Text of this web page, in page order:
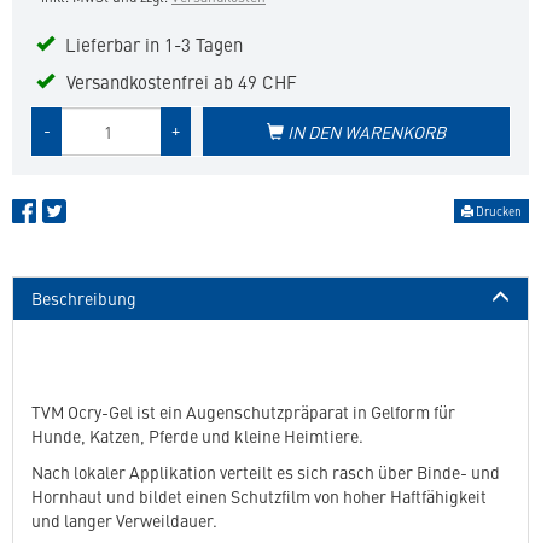
Lieferbar in 1-3 Tagen
Versandkostenfrei ab 49 CHF
+
- IN DEN WARENKORB
Drucken
Beschreibung
TVM Ocry-Gel ist ein Augenschutzpräparat in Gelform für
Hunde, Katzen, Pferde und kleine Heimtiere.
Nach lokaler Applikation verteilt es sich rasch über Binde- und
Hornhaut und bildet einen Schutzfilm von hoher Haftfähigkeit
und langer Verweildauer.